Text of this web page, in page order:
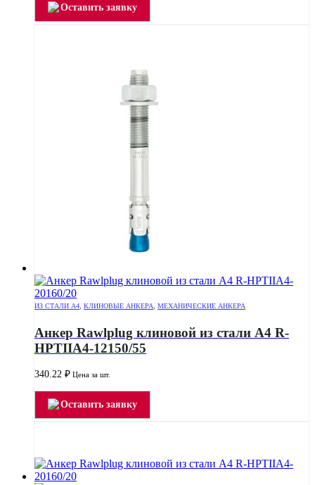
Оставить заявку
ИЗ СТАЛИ А4, КЛИНОВЫЕ АНКЕРА, МЕХАНИЧЕСКИЕ АНКЕРА
Анкер Rawlplug клиновой из стали А4 R-
HPTIIA4-12150/55
340.22 ₽ Цена за шт.
Оставить заявку